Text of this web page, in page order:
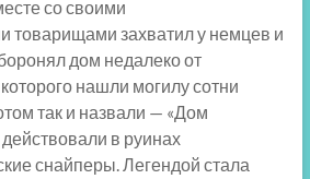
со своими
товарищами захватил у немцев и
дом недалеко от
нашли могилу сотни
так и назвали — «Дом
в руинах
снайперы. Легендой стала